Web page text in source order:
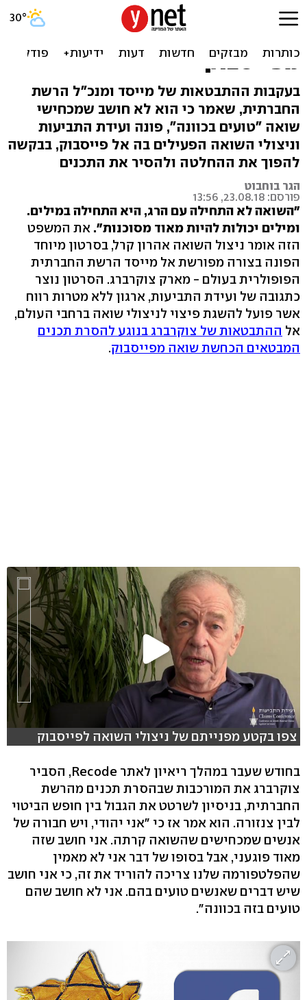
ניצולי שואה פונים לצוקרברג:
"הסר הכחשת שואה
מפייסבוק"
בעקבות ההתבטאות של מייסד ומנכ"ל הרשת
החברתית, שאמר כי הוא לא חושב שמכחישי
שואה "טועים בכוונה", פונה ועידת התביעות
וניצולי השואה הפעילים בה אל פייסבוק, בבקשה
להפוך את ההחלטה ולהסיר את התכנים
הגר בוחבוט
פורסם: 23.08.18, 13:56
"השואה לא התחילה עם הרג, היא התחילה במילים.
ומילים יכולות להיות מאוד מסוכנות". את המשפט
הזה אומר ניצול השואה אהרון קרל, בסרטון מיוחד
הפונה בצורה מפורשת אל מייסד הרשת החברתית
הפופולרית בעולם - מארק צוקרברג. הסרטון נוצר
כתגובה של ועידת התביעות, ארגון ללא מטרות רווח
אשר פועל להשגת פיצוי לניצולי שואה ברחבי העולם,
אל ההתבטאות של צוקרברג בנוגע להסרת תכנים
המבטאים הכחשת שואה מפייסבוק.
צפו בקטע מפנייתם של ניצולי השואה לפייסבוק
בחודש שעבר במהלך ריאיון לאתר Recode, הסביר
צוקרברג את המורכבות שבהסרת תכנים מהרשת
החברתית, בניסיון לשרטט את הגבול בין חופש הביטוי
לבין צנזורה. הוא אמר אז כי "אני יהודי, ויש חבורה של
אנשים שמכחישים שהשואה קרתה. אני חושב שזה
מאוד פוגעני, אבל בסופו של דבר אני לא מאמין
שהפלטפורמה שלנו צריכה להוריד את זה, כי אני חושב
שיש דברים שאנשים טועים בהם. אני לא חושב שהם
טועים בזה בכוונה".